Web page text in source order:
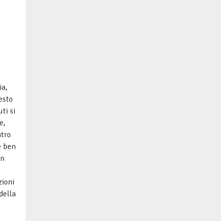
si
ben